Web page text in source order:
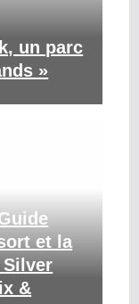
un parc
»
et la
Silver
&